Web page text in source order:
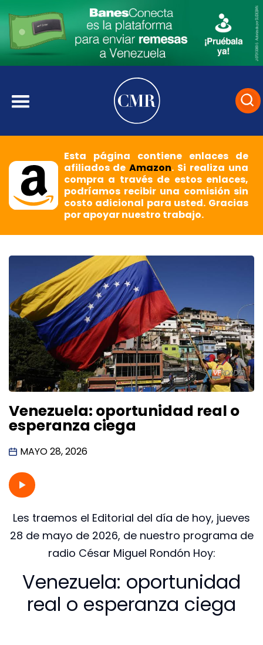
Esta página contiene enlaces de
afiliados deAmazon. Si realiza una
compra a través de estos enlaces,
podríamos recibir una comisión sin
costo adicional para usted. Gracias
por apoyar nuestro trabajo.
Venezuela: oportunidad real o
esperanza ciega
MAYO 28, 2026
Les traemos el Editorial del día de hoy, jueves
28 de mayo de 2026, de nuestro programa de
radio César Miguel Rondón Hoy:
Venezuela: oportunidad
real o esperanza ciega